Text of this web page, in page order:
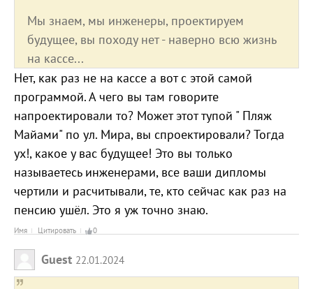
Мы знаем, мы инженеры, проектируем
будущее, вы походу нет - наверно всю жизнь
на кассе...
Нет, как раз не на кассе а вот с этой самой
программой. А чего вы там говорите
напроектировали то? Может этот тупой " Пляж
Майами" по ул. Мира, вы спроектировали? Тогда
ух!, какое у вас будущее! Это вы только
называетесь инженерами, все ваши дипломы
чертили и расчитывали, те, кто сейчас как раз на
пенсию ушёл. Это я уж точно знаю.
Имя Цитировать 0
Guest 22.01.2024